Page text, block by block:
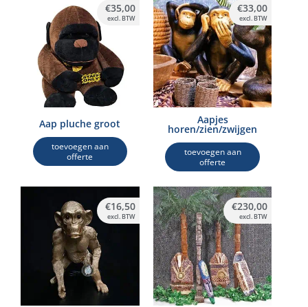
Aap pluche groot
toevoegen aan
offerte
€35,00
excl. BTW
Aapjes
horen/zien/zwijgen
toevoegen aan
offerte
€33,00
excl. BTW
€16,50
excl. BTW
€230,00
excl. BTW